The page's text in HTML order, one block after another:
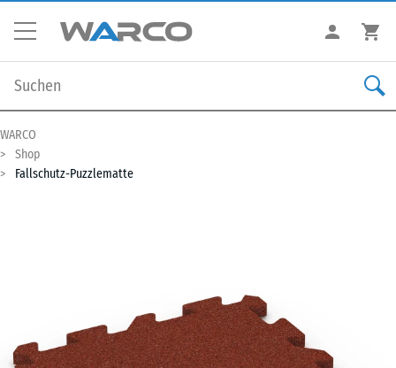
WARCO
Shop
Fallschutz-Puzzlematte